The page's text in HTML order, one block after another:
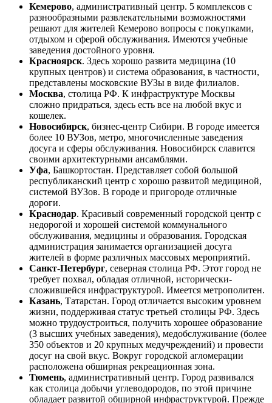
Кемерово, административный центр. 5 комплексов с
разнообразными развлекательными возможностями
решают для жителей Кемерово вопросы с покупками,
отдыхом и сферой обслуживания. Имеются учебные
заведения достойного уровня.
Красноярск. Здесь хорошо развита медицина (10
крупных центров) и система образования, в частности,
представлены московские ВУЗы в виде филиалов.
Москва, столица РФ. К инфраструктуре Москвы
сложно придраться, здесь есть все на любой вкус и
кошелек.
Новосибирск, бизнес-центр Сибири. В городе имеется
более 10 ВУЗов, метро, многочисленные заведения
досуга и сферы обслуживания. Новосибирск славится
своими архитектурными ансамблями.
Уфа, Башкортостан. Представляет собой большой
республиканский центр с хорошо развитой медициной,
системой ВУЗов. В городе и пригороде отличные
дороги.
Краснодар. Красивый современный городской центр с
недорогой и хорошей системой коммунального
обслуживания, медицины и образования. Городская
администрация занимается организацией досуга
жителей в форме различных массовых мероприятий.
Санкт-Петербург, северная столица РФ. Этот город не
требует похвал, обладая отличной, исторически-
сложившейся инфраструктурой. Имеется метрополитен.
Казань, Татарстан. Город отличается высоким уровнем
жизни, поддерживая статус третьей столицы РФ. Здесь
можно трудоустроиться, получить хорошее образование
(3 высших учебных заведения), медобслуживание (более
350 объектов и 20 крупных медучреждений) и провести
досуг на свой вкус. Вокруг городской агломерации
расположена обширная рекреационная зона.
Тюмень, административный центр. Город развивался
как столица добычи углеводородов, по этой причине
обладает развитой обширной инфраструктурой. Прежде